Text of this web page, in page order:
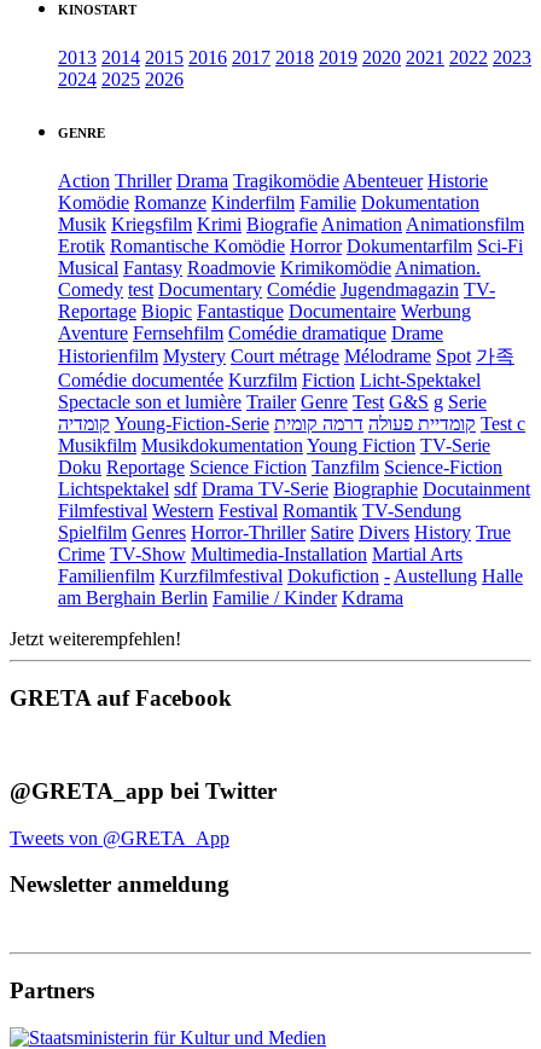
KINOSTART
2013 2014 2015 2016 2017 2018 2019 2020 2021 2022 2023
2024 2025 2026
GENRE
Action Thriller Drama Tragikomödie Abenteuer Historie
Komödie Romanze Kinderfilm Familie Dokumentation
Musik Kriegsfilm Krimi Biografie Animation Animationsfilm
Erotik Romantische Komödie Horror Dokumentarfilm Sci-Fi
Musical Fantasy Roadmovie Krimikomödie Animation.
Comedy test Documentary Comédie Jugendmagazin TV-
Reportage Biopic Fantastique Documentaire Werbung
Aventure Fernsehfilm Comédie dramatique Drame
Historienfilm Mystery Court métrage Mélodrame Spot 가족
Comédie documentée Kurzfilm Fiction Licht-Spektakel
Spectacle son et lumière Trailer Genre Test G&S g Serie
קומדיה Young-Fiction-Serie קומדיית פעולה דרמה קומית
Test c
Musikfilm Musikdokumentation Young Fiction TV-Serie
Doku Reportage Science Fiction Tanzfilm Science-Fiction
Lichtspektakel sdf Drama TV-Serie Biographie Docutainment
Filmfestival Western Festival Romantik TV-Sendung
Spielfilm Genres Horror-Thriller Satire Divers History True
Crime TV-Show Multimedia-Installation Martial Arts
Familienfilm Kurzfilmfestival Dokufiction - Austellung Halle
am Berghain Berlin Familie / Kinder Kdrama
Jetzt weiterempfehlen!
GRETA auf Facebook
@GRETA_app bei Twitter
Tweets von @GRETA_App
Newsletter anmeldung
Partners